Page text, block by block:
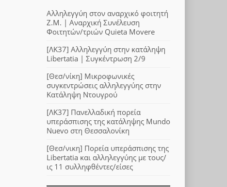
Αλληλεγγύη στον αναρχικό φοιτητή
Ζ.Μ. | Αναρχική Συνέλευση
Φοιτητών/τριών Quieta Movere
[ΛΚ37] Αλληλεγγύη στην κατάληψη
Libertatia | Συγκέντρωση 2/9
[Θεσ/νίκη] Μικροφωνικές
συγκεντρώσεις αλληλεγγύης στην
Κατάληψη Ντουγρού
[ΛΚ37] Πανελλαδική πορεία
υπεράσπισης της κατάληψης Mundo
Nuevo στη Θεσσαλονίκη
[Θεσ/νικη] Πορεία υπεράσπισης της
Libertatia και αλληλεγγύης με τους/
ις 11 συλληφθέντες/είσες